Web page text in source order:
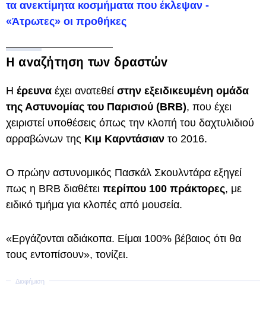
τα ανεκτίμητα κοσμήματα που έκλεψαν -
«Άτρωτες» οι προθήκες
Η αναζήτηση των δραστών
Η έρευνα έχει ανατεθεί στην εξειδικευμένη ομάδα
της Αστυνομίας του Παρισιού (BRB), που έχει
χειριστεί υποθέσεις όπως την κλοπή του δαχτυλιδιού
αρραβώνων της Κιμ Καρντάσιαν το 2016.
Ο πρώην αστυνομικός Πασκάλ Σκουλντάρα εξηγεί
πως η BRB διαθέτει περίπου 100 πράκτορες, με
ειδικό τμήμα για κλοπές από μουσεία.
«Εργάζονται αδιάκοπα. Είμαι 100% βέβαιος ότι θα
τους εντοπίσουν», τονίζει.